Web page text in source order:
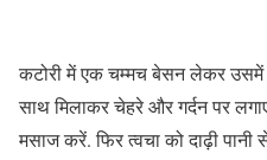
कटोरी में एक चम्मच बेसन लेकर उसमें
साथ मिलाकर चेहरे और गर्दन पर
मसाज करें. फिर त्वचा को दाढ़ी पानी